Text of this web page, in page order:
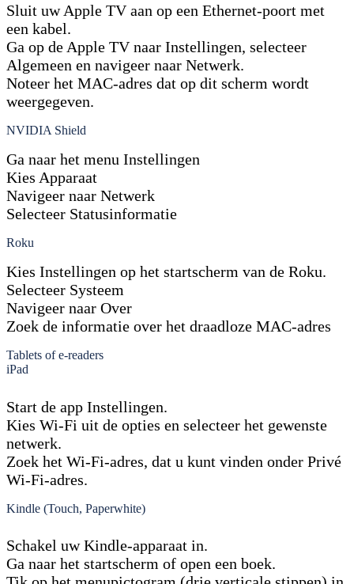
Sluit uw Apple TV aan op een Ethernet-poort met
een kabel.
Ga op de Apple TV naar Instellingen, selecteer
Algemeen en navigeer naar Netwerk.
Noteer het MAC-adres dat op dit scherm wordt
weergegeven.
NVIDIA Shield
Ga naar het menu Instellingen
Kies Apparaat
Navigeer naar Netwerk
Selecteer Statusinformatie
Roku
Kies Instellingen op het startscherm van de Roku.
Selecteer Systeem
Navigeer naar Over
Zoek de informatie over het draadloze MAC-adres
Tablets of e-readers
iPad
Start de app Instellingen.
Kies Wi-Fi uit de opties en selecteer het gewenste
netwerk.
Zoek het Wi-Fi-adres, dat u kunt vinden onder Privé
Wi-Fi-adres.
Kindle (Touch, Paperwhite)
Schakel uw Kindle-apparaat in.
Ga naar het startscherm of open een boek.